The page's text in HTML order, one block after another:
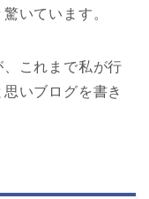
いています。
これまで私が行
いブログを書き